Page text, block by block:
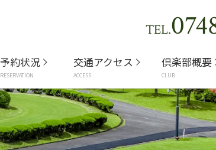
TEL.
予約状況
RESERVATION
交通アクセス
ACCESS
倶楽部概要
CLUB